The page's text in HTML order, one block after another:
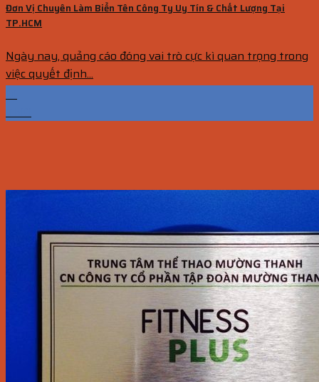
Đơn Vị Chuyên Làm Biển Tên Công Ty Uy Tín & Chất Lượng Tại
TP.HCM
Ngày nay, quảng cáo đóng vai trò cực kì quan trọng trong
việc quyết định...
01
Th10